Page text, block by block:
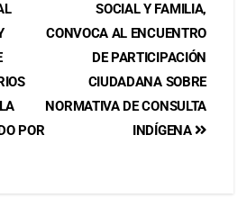
SOCIAL Y FAMILIA,
CONVOCA AL ENCUENTRO
DE PARTICIPACIÓN
CIUDADANA SOBRE
NORMATIVA DE CONSULTA
INDÍGENA
POR